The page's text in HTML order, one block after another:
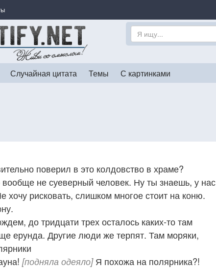
Случайная цитата Темы С картинками
поверил в это колдовство в храме?
не суеверный человек. Ну ты знаешь, у нас
хочу рисковать, слишком многое стоит на коню.
до тридцати трех осталось каких-то там
ерунда. Другие люди же терпят. Там моряки,
[подняла одеяло]Я похожа на полярника?!